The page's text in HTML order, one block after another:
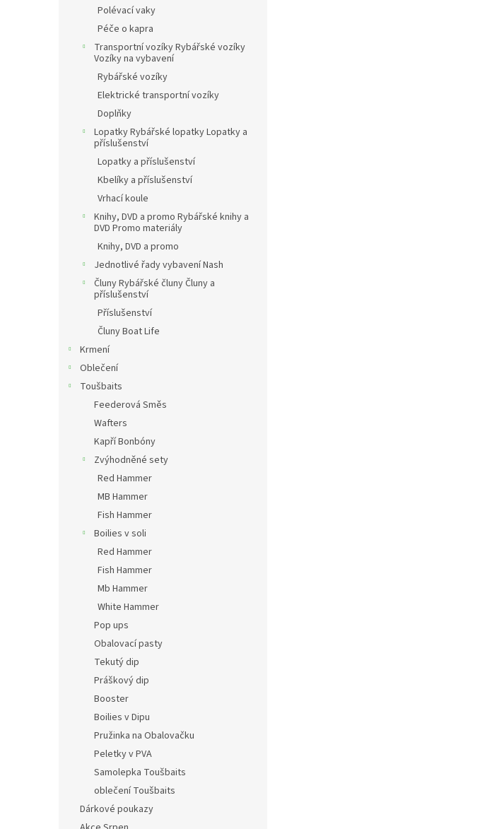
Polévací vaky
Péče o kapra
Transportní vozíky Rybářské vozíky
Vozíky na vybavení
Rybářské vozíky
Elektrické transportní vozíky
Doplňky
Lopatky Rybářské lopatky Lopatky a
příslušenství
Lopatky a příslušenství
Kbelíky a příslušenství
Vrhací koule
Knihy, DVD a promo Rybářské knihy a
DVD Promo materiály
Knihy, DVD a promo
Jednotlivé řady vybavení Nash
Čluny Rybářské čluny Čluny a
příslušenství
Příslušenství
Čluny Boat Life
Krmení
Oblečení
Toušbaits
Feederová Směs
Wafters
Kapří Bonbóny
Zvýhodněné sety
Red Hammer
MB Hammer
Fish Hammer
Boilies v soli
Red Hammer
Fish Hammer
Mb Hammer
White Hammer
Pop ups
Obalovací pasty
Tekutý dip
Práškový dip
Booster
Boilies v Dipu
Pružinka na Obalovačku
Peletky v PVA
Samolepka Toušbaits
oblečení Toušbaits
Dárkové poukazy